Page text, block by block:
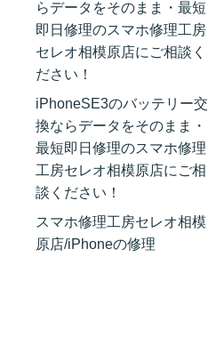
らデータをそのまま・最短
即日修理のスマホ修理工房
セレオ相模原店にご相談く
ださい！
iPhoneSE3のバッテリー交
換ならデータをそのまま・
最短即日修理のスマホ修理
工房セレオ相模原店にご相
談ください！
スマホ修理工房セレオ相模
原店/iPhoneの修理